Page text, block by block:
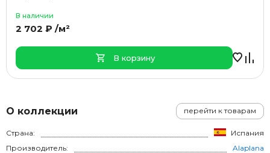
О коллекции перейти к товарам
Страна:
Испания
Производитель:
Alaplana
В наличии
2 702 ₽ /м²
В корзину